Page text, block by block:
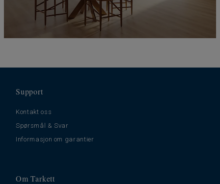
Support
Kontakt oss
Spørsmål & Svar
Informasjon om garantier
Om Tarkett